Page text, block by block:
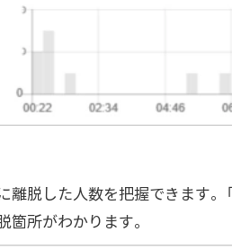
離脱した人数を把握できます
箇所がわかります。